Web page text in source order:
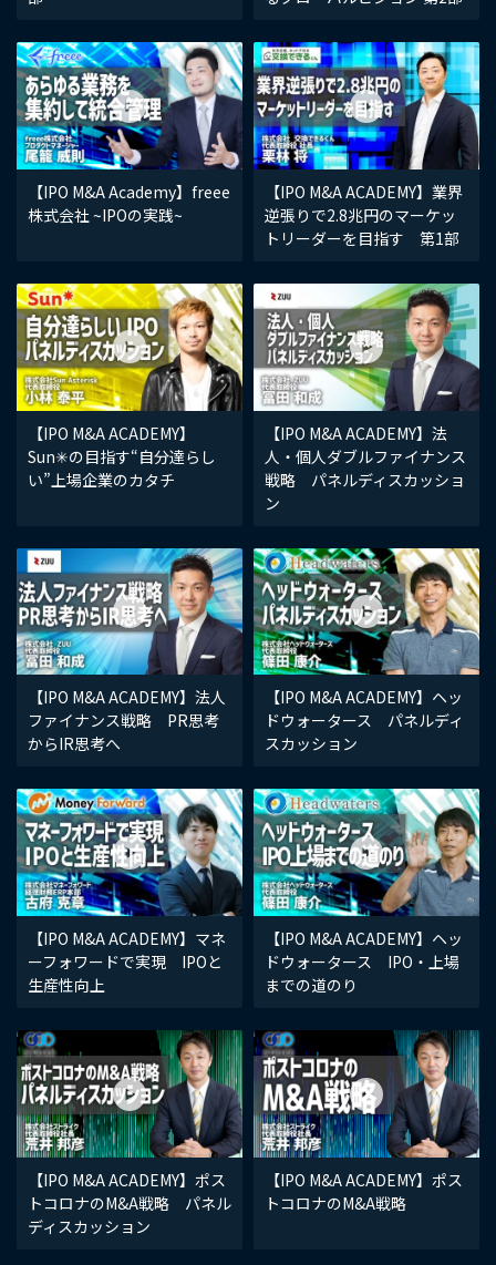
【IPO M&A Academy】freee
株式会社 ~IPOの実践~
【IPO M&A ACADEMY】業界
逆張りで2.8兆円のマーケッ
トリーダーを目指す 第1部
【IPO M&A ACADEMY】
Sun✳︎の目指す“自分達らし
い”上場企業のカタチ
【IPO M&A ACADEMY】法
人・個人ダブルファイナンス
戦略 パネルディスカッショ
ン
【IPO M&A ACADEMY】法人
ファイナンス戦略 PR思考
からIR思考へ
【IPO M&A ACADEMY】ヘッ
ドウォータース パネルディ
スカッション
【IPO M&A ACADEMY】マネ
ーフォワードで実現 IPOと
生産性向上
【IPO M&A ACADEMY】ヘッ
ドウォータース IPO・上場
までの道のり
【IPO M&A ACADEMY】ポス
トコロナのM&A戦略 パネル
ディスカッション
【IPO M&A ACADEMY】ポス
トコロナのM&A戦略